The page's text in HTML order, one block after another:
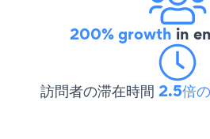
200% growth in
訪問者の滞在時間 2.5倍